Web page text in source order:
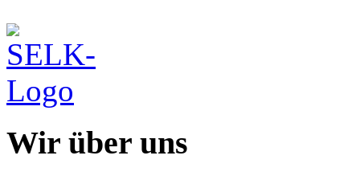
Wir über uns